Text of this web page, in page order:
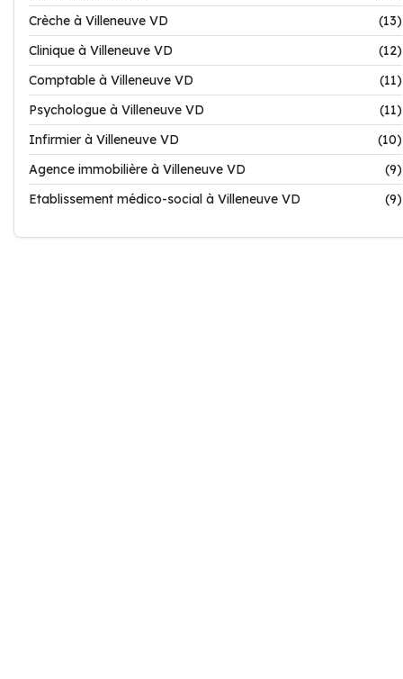
Crèche à Villeneuve VD
(13)
Clinique à Villeneuve VD
(12)
Comptable à Villeneuve VD
(11)
Psychologue à Villeneuve VD
(11)
Infirmier à Villeneuve VD
(10)
Agence immobilière à Villeneuve VD
(9)
Etablissement médico-social à Villeneuve VD
(9)